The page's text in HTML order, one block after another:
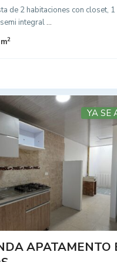
de 2 habitaciones con closet,
integral...
2
YA SE
APATAMENTO